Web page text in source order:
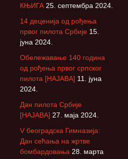
КЊИГА 25. септембра 2024.
14 деценија од рођења
првог пилота Србије 15.
јуна 2024.
Обележавање 140 година
од рођења првог српског
пилота [НАЈАВА] 11. јуна
2024.
Дан пилота Србије
[НАЈАВА] 27. маја 2024.
V београдска Гимназија:
Дан сећања на жртве
бомбардовања 28. марта